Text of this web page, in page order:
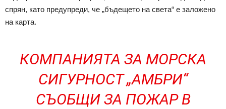
спрян, като предупреди, че „бъдещето на света“ е заложено
на карта.
КОМПАНИЯТА ЗА МОРСКА
СИГУРНОСТ „АМБРИ“
СЪОБЩИ ЗА ПОЖАР В